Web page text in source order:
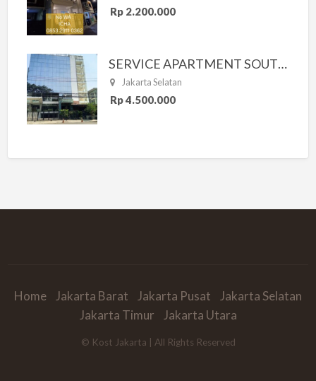
Rp 2.200.000
SERVICE APARTMENT SOUTH RESIDENCE
Jakarta Selatan
Rp 4.500.000
Home Jakarta Barat Jakarta Pusat
Jakarta Selatan
Jakarta Timur
Jakarta Utara
© Kost Jakarta | All Rights Reserved